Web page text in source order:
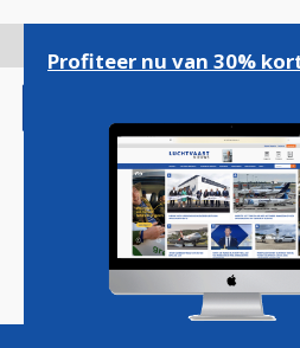
gaan
Magazine Podcasts
Profiteer nu van 30%